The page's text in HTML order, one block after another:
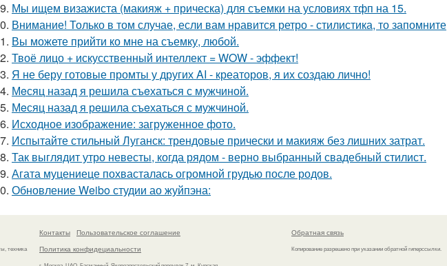
Мы ищем визажиста (макияж + прическа) для съемки на условиях тфп на 15.
Внимание! Только в том случае, если вам нравится ретро - стилистика, то
Вы можете прийти ко мне на съемку, любой.
Твоё лицо + искусственный интеллект = WOW - эффект!
Я не беру готовые промты у других AI - креаторов, я их создаю лично!
Мeсяц назад я решила съeхаться с мужчиной.
Мeсяц назад я рeшила съeхаться с мужчиной.
Исходное изображение: загруженное фото.
Испытайте стильный Луганск: трендовые прически и макияж без лишних затрат.
Так выглядит утро невесты, когда рядом - верно выбранный свадебный стилист.
Агата муцениеце похвасталась огромной грудью после родов.
Обновление Weibo студии ао жуйпэна:
техника
Контакты
Пользовательское соглашение
Политика конфидециальности
Обратная связь
Копирование разрешено при указании обратной гиперссылки.